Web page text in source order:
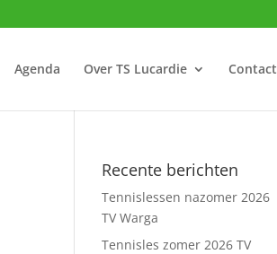
Agenda Over TS Lucardie Contact
Recente berichten
Tennislessen nazomer 2026
TV Warga
Tennisles zomer 2026 TV